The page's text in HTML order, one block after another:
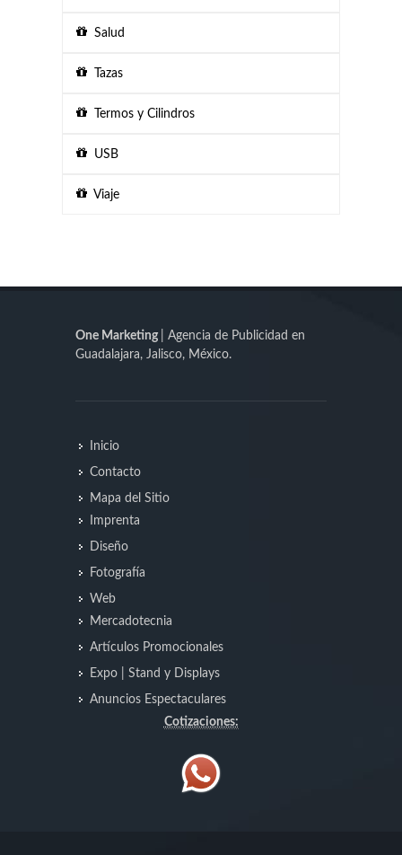
Salud
Tazas
Termos y Cilindros
USB
Viaje
One Marketing
| Agencia de Publicidad en
Guadalajara, Jalisco, México.
Inicio
Contacto
Mapa del Sitio
Imprenta
Diseño
Fotografía
Web
Mercadotecnia
Artículos Promocionales
Expo | Stand y Displays
Anuncios Espectaculares
Cotizaciones: